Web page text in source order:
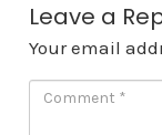
Leave a
Your email